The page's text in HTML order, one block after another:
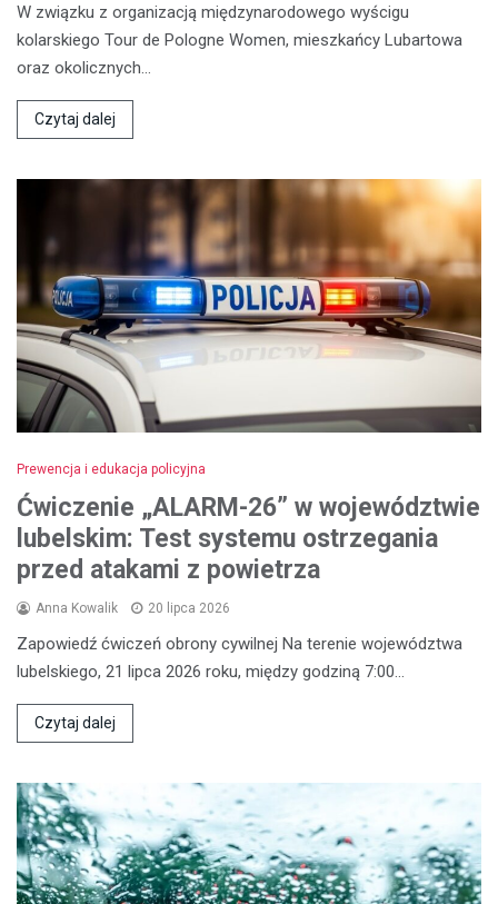
W związku z organizacją międzynarodowego wyścigu
kolarskiego Tour de Pologne Women, mieszkańcy Lubartowa
oraz okolicznych…
Czytaj dalej
Prewencja i edukacja policyjna
Ćwiczenie „ALARM-26” w województwie
lubelskim: Test systemu ostrzegania
przed atakami z powietrza
Anna Kowalik 20 lipca 2026
Zapowiedź ćwiczeń obrony cywilnej Na terenie województwa
lubelskiego, 21 lipca 2026 roku, między godziną 7:00…
Czytaj dalej